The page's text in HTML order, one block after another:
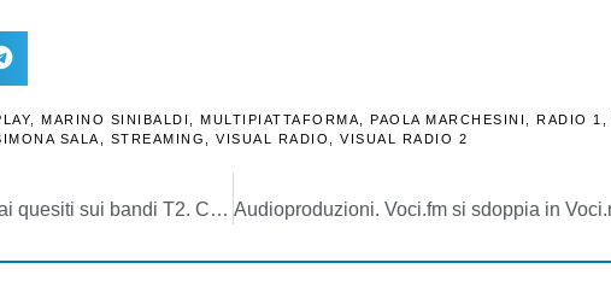
MARINO SINIBALDI MULTIPIATTAFORMA PAOLA MARCHESINI RADIO 1
SALA STREAMING VISUAL RADIO VISUAL RADIO 2
DTT. Il Mise pubblica le risposte ai quesiti sui bandi T2. Con qualche sorpresa